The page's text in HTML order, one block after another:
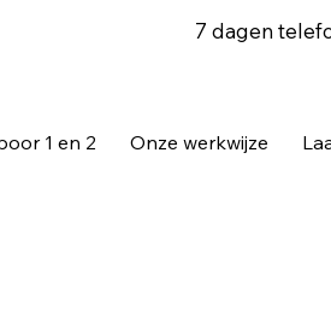
1 en 2 Onze werkwijze
7 dagen